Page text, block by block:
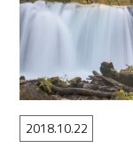
2018.10.22